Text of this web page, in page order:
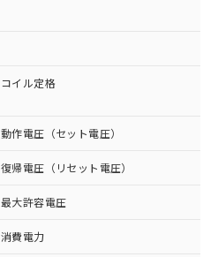
コイル定格
動作電圧（セット電圧）
復帰電圧（リセット電圧）
最大許容電圧
消費電力